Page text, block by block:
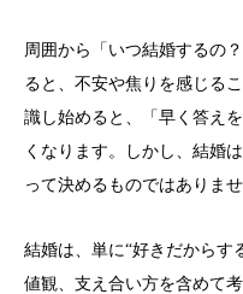
周囲から「いつ結婚するの
ると、不安や焦りを感じる
識し始めると、「早く答え
くなります。しかし、結婚
って決めるものではありませ
結婚は、単に“好きだからす
値観、支え合い方を含めて